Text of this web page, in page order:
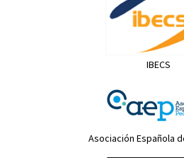
IBECS
Asociación Española